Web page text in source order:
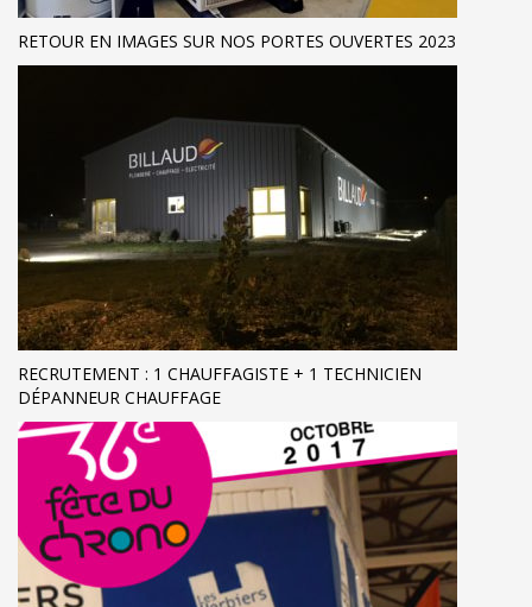
RETOUR EN IMAGES SUR NOS PORTES OUVERTES 2023
RECRUTEMENT : 1 CHAUFFAGISTE + 1 TECHNICIEN
DÉPANNEUR CHAUFFAGE